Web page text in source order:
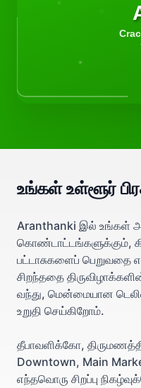
உங்கள் உள்ளூர்
Aranthanki இல் உங்கள்
கொண்டாட்டங்களுக்கும்,
பட்டாசுகளைப் பெறுவதை
சிறந்ததை
வந்து, மென்மையான
உறுதி செய்கிறோம்.
தீபாவளிக்கோ,
Downtown, Main
எந்தவொரு சிறப்பு